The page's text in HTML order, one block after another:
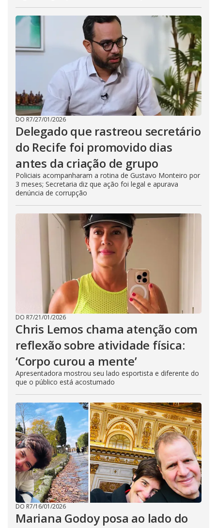
DO R7/27/01/2026
Delegado que rastreou secretário
do Recife foi promovido dias
antes da criação de grupo
Policiais acompanharam a rotina de Gustavo Monteiro por
3 meses; Secretaria diz que ação foi legal e apurava
denúncia de corrupção
DO R7/21/01/2026
Chris Lemos chama atenção com
reflexão sobre atividade física:
‘Corpo curou a mente’
Apresentadora mostrou seu lado esportista e diferente do
que o público está acostumado
DO R7/16/01/2026
Mariana Godoy posa ao lado do